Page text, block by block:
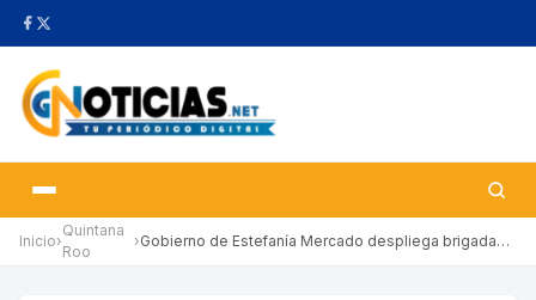
Inicio›
Quintana
Roo
› Gobierno de Estefanía Mercado despliega brigadas de apoyo ante l…